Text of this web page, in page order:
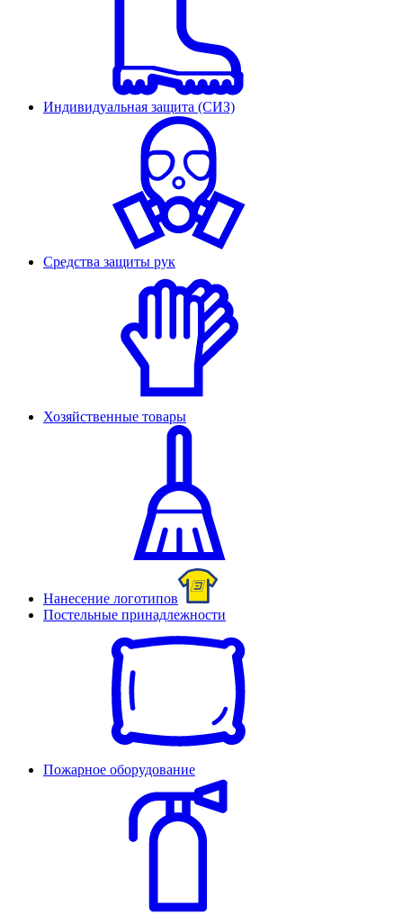
Индивидуальная защита (СИЗ)
Средства защиты рук
Хозяйственные товары
Нанесение логотипов
Постельные принадлежности
Пожарное оборудование